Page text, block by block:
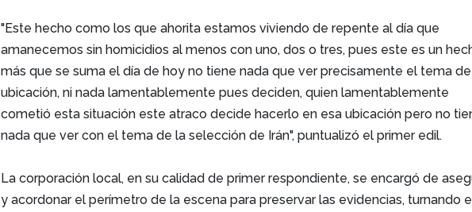
"Este hecho como los que ahorita estamos viviendo de repente al día que
amanecemos sin homicidios al menos con uno, dos o tres, pues este es un
más que se suma el día de hoy no tiene nada que ver precisamente el tema
ubicación, ni nada lamentablemente pues deciden, quien lamentablemente
cometió esta situación este atraco decide hacerlo en esa ubicación pero no
nada que ver con el tema de la selección de Irán", puntualizó el primer edil.
La corporación local, en su calidad de primer respondiente, se encargó de
y acordonar el perímetro de la escena para preservar las evidencias, turnando